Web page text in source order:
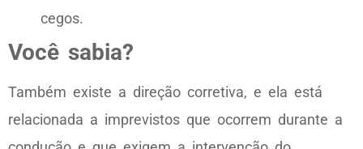
cegos.
Você sabia?
Também existe a direção corretiva, e ela está
relacionada a imprevistos que ocorrem durante a